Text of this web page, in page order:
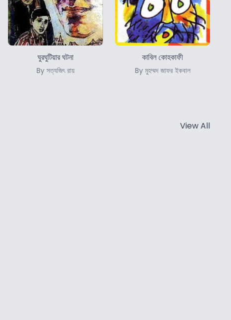
ঘুরঘুটিয়ার ঘটনা
By সত্যজিৎ রায়
কাবিল কোহকাফী
By মুহম্মদ জাফর ইকবাল
View All